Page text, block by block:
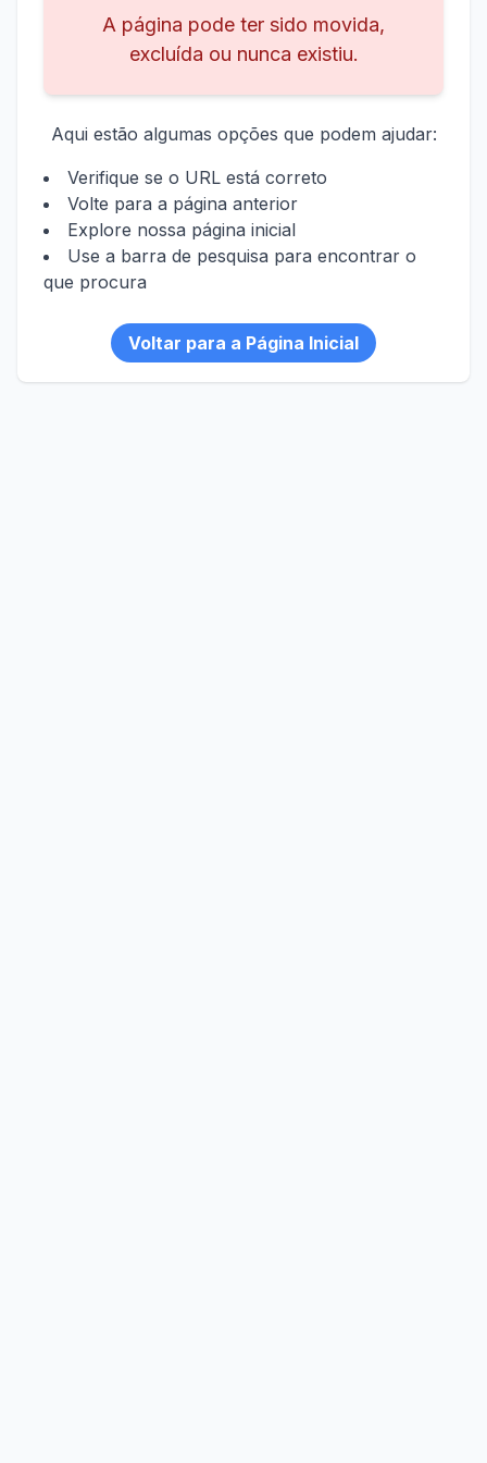
A página pode ter sido movida,
excluída ou nunca existiu.
Aqui estão algumas opções que podem ajudar:
Verifique se o URL está correto
Volte para a página anterior
Explore nossa página inicial
Use a barra de pesquisa para encontrar o
que procura
Voltar para a Página Inicial